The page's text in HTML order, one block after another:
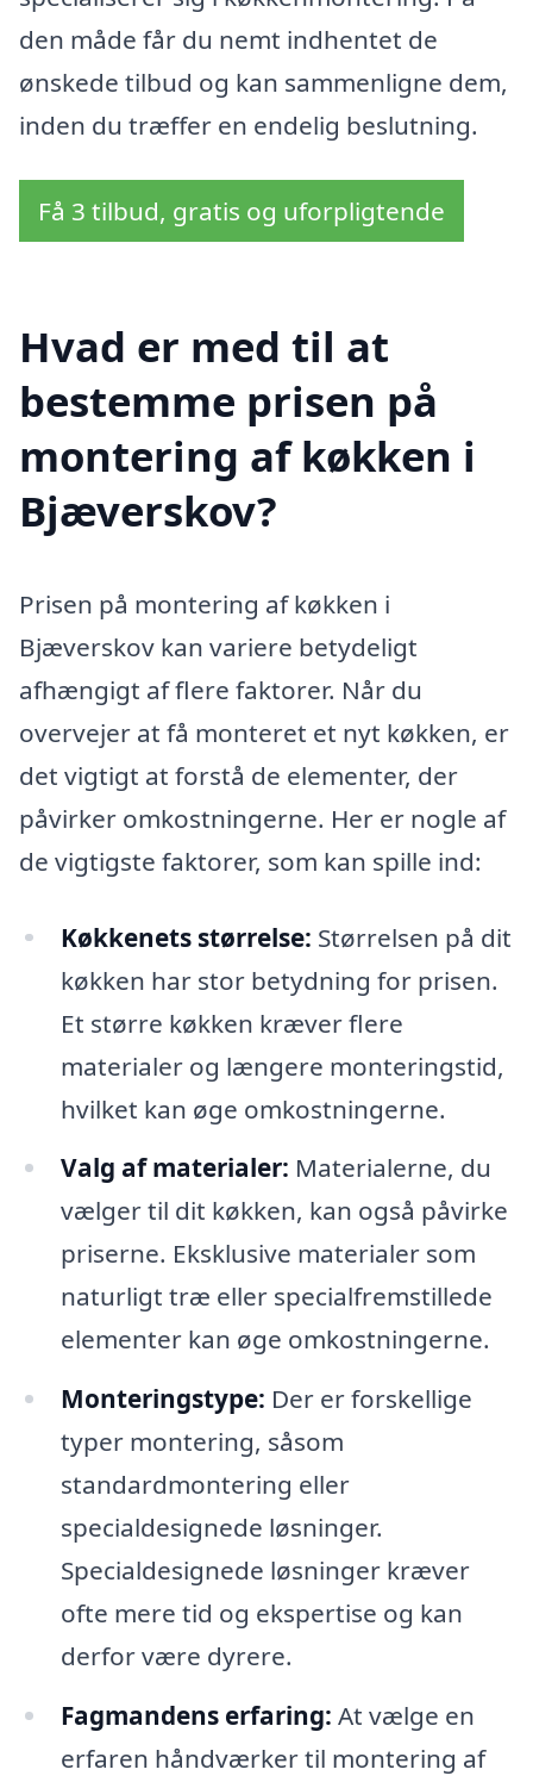
den måde får du nemt indhentet de
ønskede tilbud og kan sammenligne dem,
inden du træffer en endelig beslutning.
Få 3 tilbud, gratis og uforpligtende
Hvad er med til at
bestemme prisen på
montering af køkken i
Bjæverskov?
Prisen på montering af køkken i
Bjæverskov kan variere betydeligt
afhængigt af flere faktorer. Når du
overvejer at få monteret et nyt køkken, er
det vigtigt at forstå de elementer, der
påvirker omkostningerne. Her er nogle af
de vigtigste faktorer, som kan spille ind:
Køkkenets størrelse: Størrelsen på dit
køkken har stor betydning for prisen.
Et større køkken kræver flere
materialer og længere monteringstid,
hvilket kan øge omkostningerne.
Valg af materialer: Materialerne, du
vælger til dit køkken, kan også påvirke
priserne. Eksklusive materialer som
naturligt træ eller specialfremstillede
elementer kan øge omkostningerne.
Monteringstype: Der er forskellige
typer montering, såsom
standardmontering eller
specialdesignede løsninger.
Specialdesignede løsninger kræver
ofte mere tid og ekspertise og kan
derfor være dyrere.
Fagmandens erfaring: At vælge en
erfaren håndværker til montering af